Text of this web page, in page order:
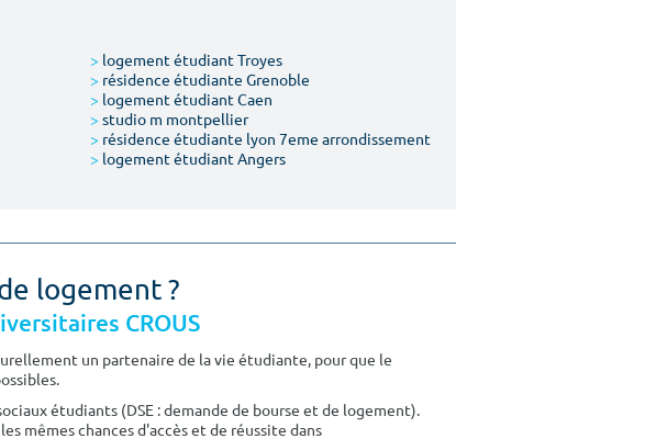
> logement étudiant Troyes
> résidence étudiante Grenoble
> logement étudiant Caen
> studio m montpellier
> résidence étudiante lyon 7eme arrondissement
> logement étudiant Angers
logement ?
CROUS
un partenaire de la vie étudiante, pour que le
étudiants (DSE : demande de bourse et de logement).
mêmes chances d'accès et de réussite dans